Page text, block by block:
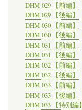
DHM 029 【前編】
DHM 029 【後編】
DHM 030 【前編】
DHM 030 【後編】
DHM 031 【前編】
DHM 031 【後編】
DHM 032 【前編】
DHM 032 【後編】
DHM 033 【前編】
DHM 033 【後編】
DHM 033 【特別編】